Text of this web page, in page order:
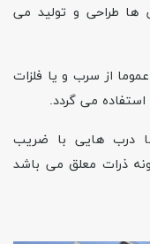
طراحی و تولید می
عموما از سرب و یا فلزات
استفاده می گردد.
درب هایی با ضریب
ذرات معلق می باشد